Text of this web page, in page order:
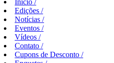
Início /
Edições /
Notícias /
Eventos /
Vídeos /
Contato /
Cupons de Desconto /